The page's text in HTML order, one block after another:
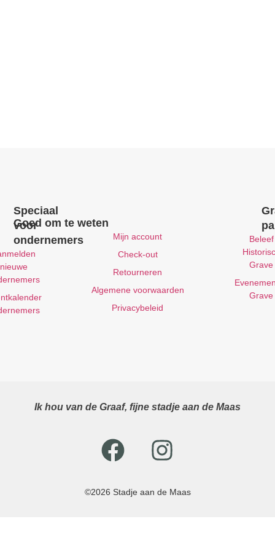
Beleef
Grave
Grave
Goed om te weten
Mijn account
Check-out
Retourneren
Algemene voorwaarden
Privacybeleid
Speciaal
voor
ondernemers
nieuwe
Ik hou van de Graaf, fijne stadje aan de Maas
©2026 Stadje aan de Maas